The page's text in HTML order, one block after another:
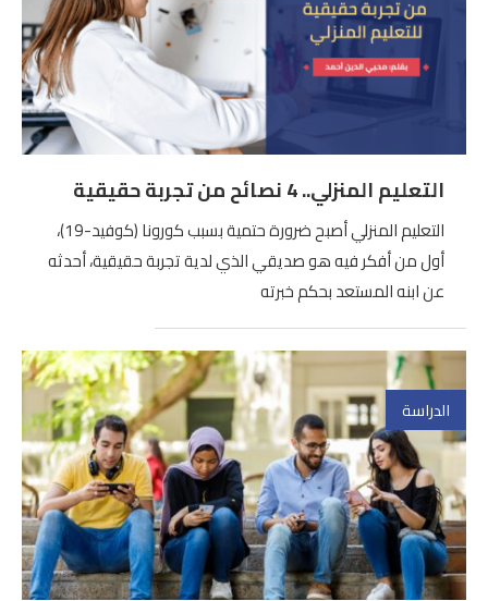
التعليم المنزلي.. 4 نصائح من تجربة حقيقية
التعليم المنزلي أصبح ضرورة حتمية بسبب كورونا (كوفيد-19)،
أول من أفكر فيه هو صديقي الذي لدية تجربة حقيقية، أحدثه
عن ابنه المستعد بحكم خبرته
الدراسة